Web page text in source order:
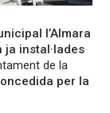
l’Almara
ja instal·lades
de la
per la